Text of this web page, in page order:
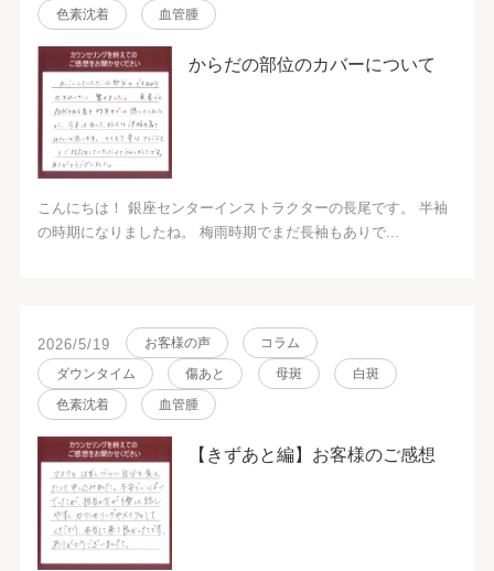
色素沈着
血管腫
からだの部位のカバーについて
こんにちは！ 銀座センターインストラクターの長尾です。 半袖
の時期になりましたね。 梅雨時期でまだ長袖もありで...
2026/5/19 お客様の声
コラム
ダウンタイム
傷あと 母斑
白斑
色素沈着
血管腫
【きずあと編】お客様のご感想